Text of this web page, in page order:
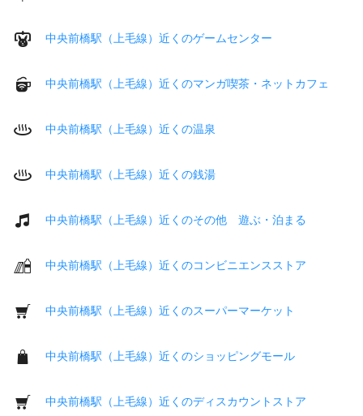
中央前橋駅（上毛線）近くのゲームセンター
中央前橋駅（上毛線）近くのマンガ喫茶・ネットカフェ
中央前橋駅（上毛線）近くの温泉
中央前橋駅（上毛線）近くの銭湯
中央前橋駅（上毛線）近くのその他 遊ぶ・泊まる
中央前橋駅（上毛線）近くのコンビニエンスストア
中央前橋駅（上毛線）近くのスーパーマーケット
中央前橋駅（上毛線）近くのショッピングモール
中央前橋駅（上毛線）近くのディスカウントストア